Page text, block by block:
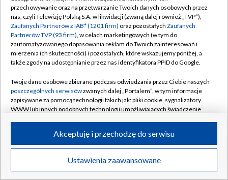
Abonament TVP
Emisja w TVP
Centrum informacji TVP
Naziemna Telewizja Cyfrowa
Rada Programowa
System NOS
Informacje o nadawcy
Program dla prasy
Ogłoszenie przetargowe
Regulamin TVP
Polityka prywatności
Moje zgody
Pomoc
Kontakt
Kanały
©2026 Telewizja Polska S.A. w likwidacji
przechowywanie oraz na przetwarzanie Twoich danych osobowych przez
nas, czyli Telewizję Polską S.A. w likwidacji (zwaną dalej również „TVP”),
Zaufanych Partnerów z IAB* (1201 firm) oraz pozostałych Zaufanych
Partnerów TVP (93 firm), w celach marketingowych (w tym do
zautomatyzowanego dopasowania reklam do Twoich zainteresowań i
mierzenia ich skuteczności) i pozostałych, które wskazujemy poniżej, a
także zgody na udostępnianie przez nas identyfikatora PPID do Google.
Twoje dane osobowe zbierane podczas odwiedzania przez Ciebie naszych
poszczególnych serwisówzwanych dalej „Portalem”, w tym informacje
zapisywane za pomocą technologii takich jak: pliki cookie, sygnalizatory
WWW lub innych podobnych technologii umożliwiających świadczenie
ruchu w Internecie.
Twoje dane osobowe zbierane podczas odwiedzania przez Ciebie
poszczególnych serwisówna Portalu, takie jak adresy IP, identyfikatory
Ustawienia zaawansowane
Akceptuję i przechodzę do serwisu